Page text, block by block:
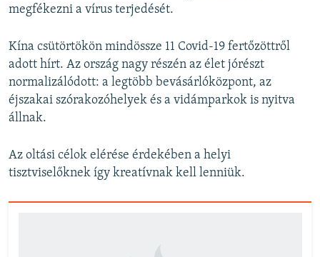
megfékezni a vírus terjedését.
Kína csütörtökön mindössze 11 Covid-19 fertőzöttről
adott hírt. Az ország nagy részén az élet jórészt
normalizálódott: a legtöbb bevásárlóközpont, az
éjszakai szórakozóhelyek és a vidámparkok is nyitva
állnak.
Az oltási célok elérése érdekében a helyi
tisztviselőknek így kreatívnak kell lenniük.